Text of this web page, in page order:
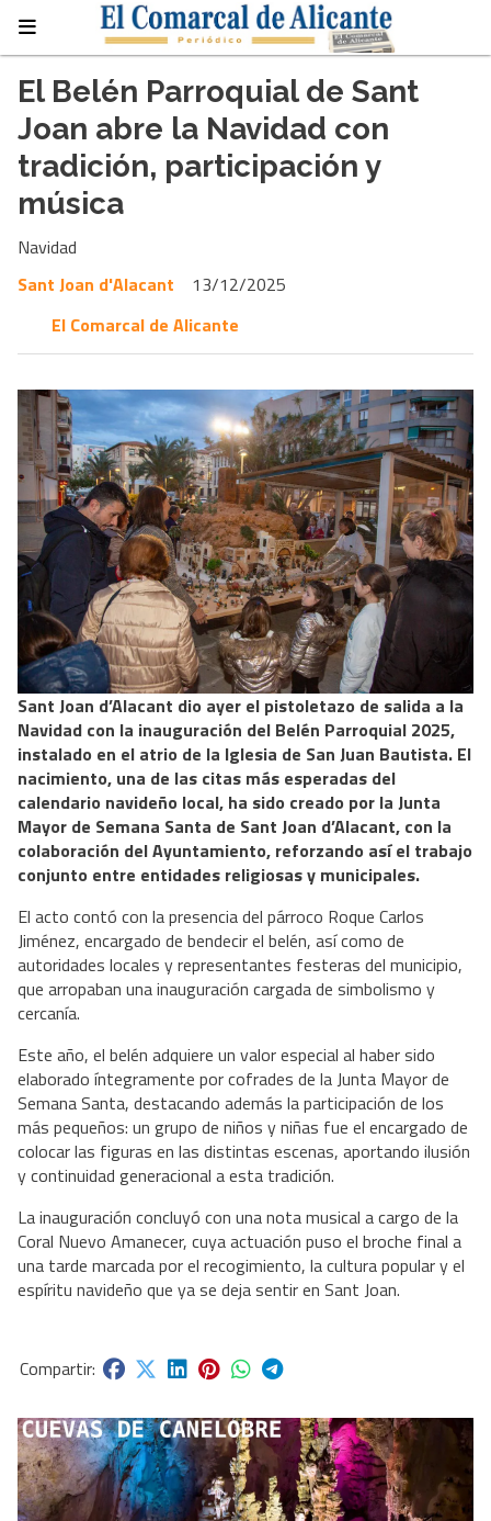
El Belén Parroquial de Sant
Joan abre la Navidad con
tradición, participación y
música
Navidad
Sant Joan d'Alacant
13/12/2025
El Comarcal de Alicante
Sant Joan d’Alacant dio ayer el pistoletazo de salida a la
Navidad con la inauguración del Belén Parroquial 2025,
instalado en el atrio de la Iglesia de San Juan Bautista. El
nacimiento, una de las citas más esperadas del
calendario navideño local, ha sido creado por la Junta
Mayor de Semana Santa de Sant Joan d’Alacant, con la
colaboración del Ayuntamiento, reforzando así el trabajo
conjunto entre entidades religiosas y municipales.
El acto contó con la presencia del párroco Roque Carlos
Jiménez, encargado de bendecir el belén, así como de
autoridades locales y representantes festeras del municipio,
que arropaban una inauguración cargada de simbolismo y
cercanía.
Este año, el belén adquiere un valor especial al haber sido
elaborado íntegramente por cofrades de la Junta Mayor de
Semana Santa, destacando además la participación de los
más pequeños: un grupo de niños y niñas fue el encargado de
colocar las figuras en las distintas escenas, aportando ilusión
y continuidad generacional a esta tradición.
La inauguración concluyó con una nota musical a cargo de la
Coral Nuevo Amanecer, cuya actuación puso el broche final a
una tarde marcada por el recogimiento, la cultura popular y el
espíritu navideño que ya se deja sentir en Sant Joan.